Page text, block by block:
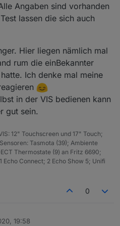
chat ist
Angaben sind vorhanden
lassen die sich auch
Hier liegen nämlich mal
rum die einBekannter
Ich denke mal meine
in der VIS bedienen kann
gut sein.
12" Touchscreen und 17" Touch;
Tasmota (39); Ambiente
Thermostate (9) an Fritz 6690;
Echo Connect; 2 Echo Show 5; Unifi
0
19:58